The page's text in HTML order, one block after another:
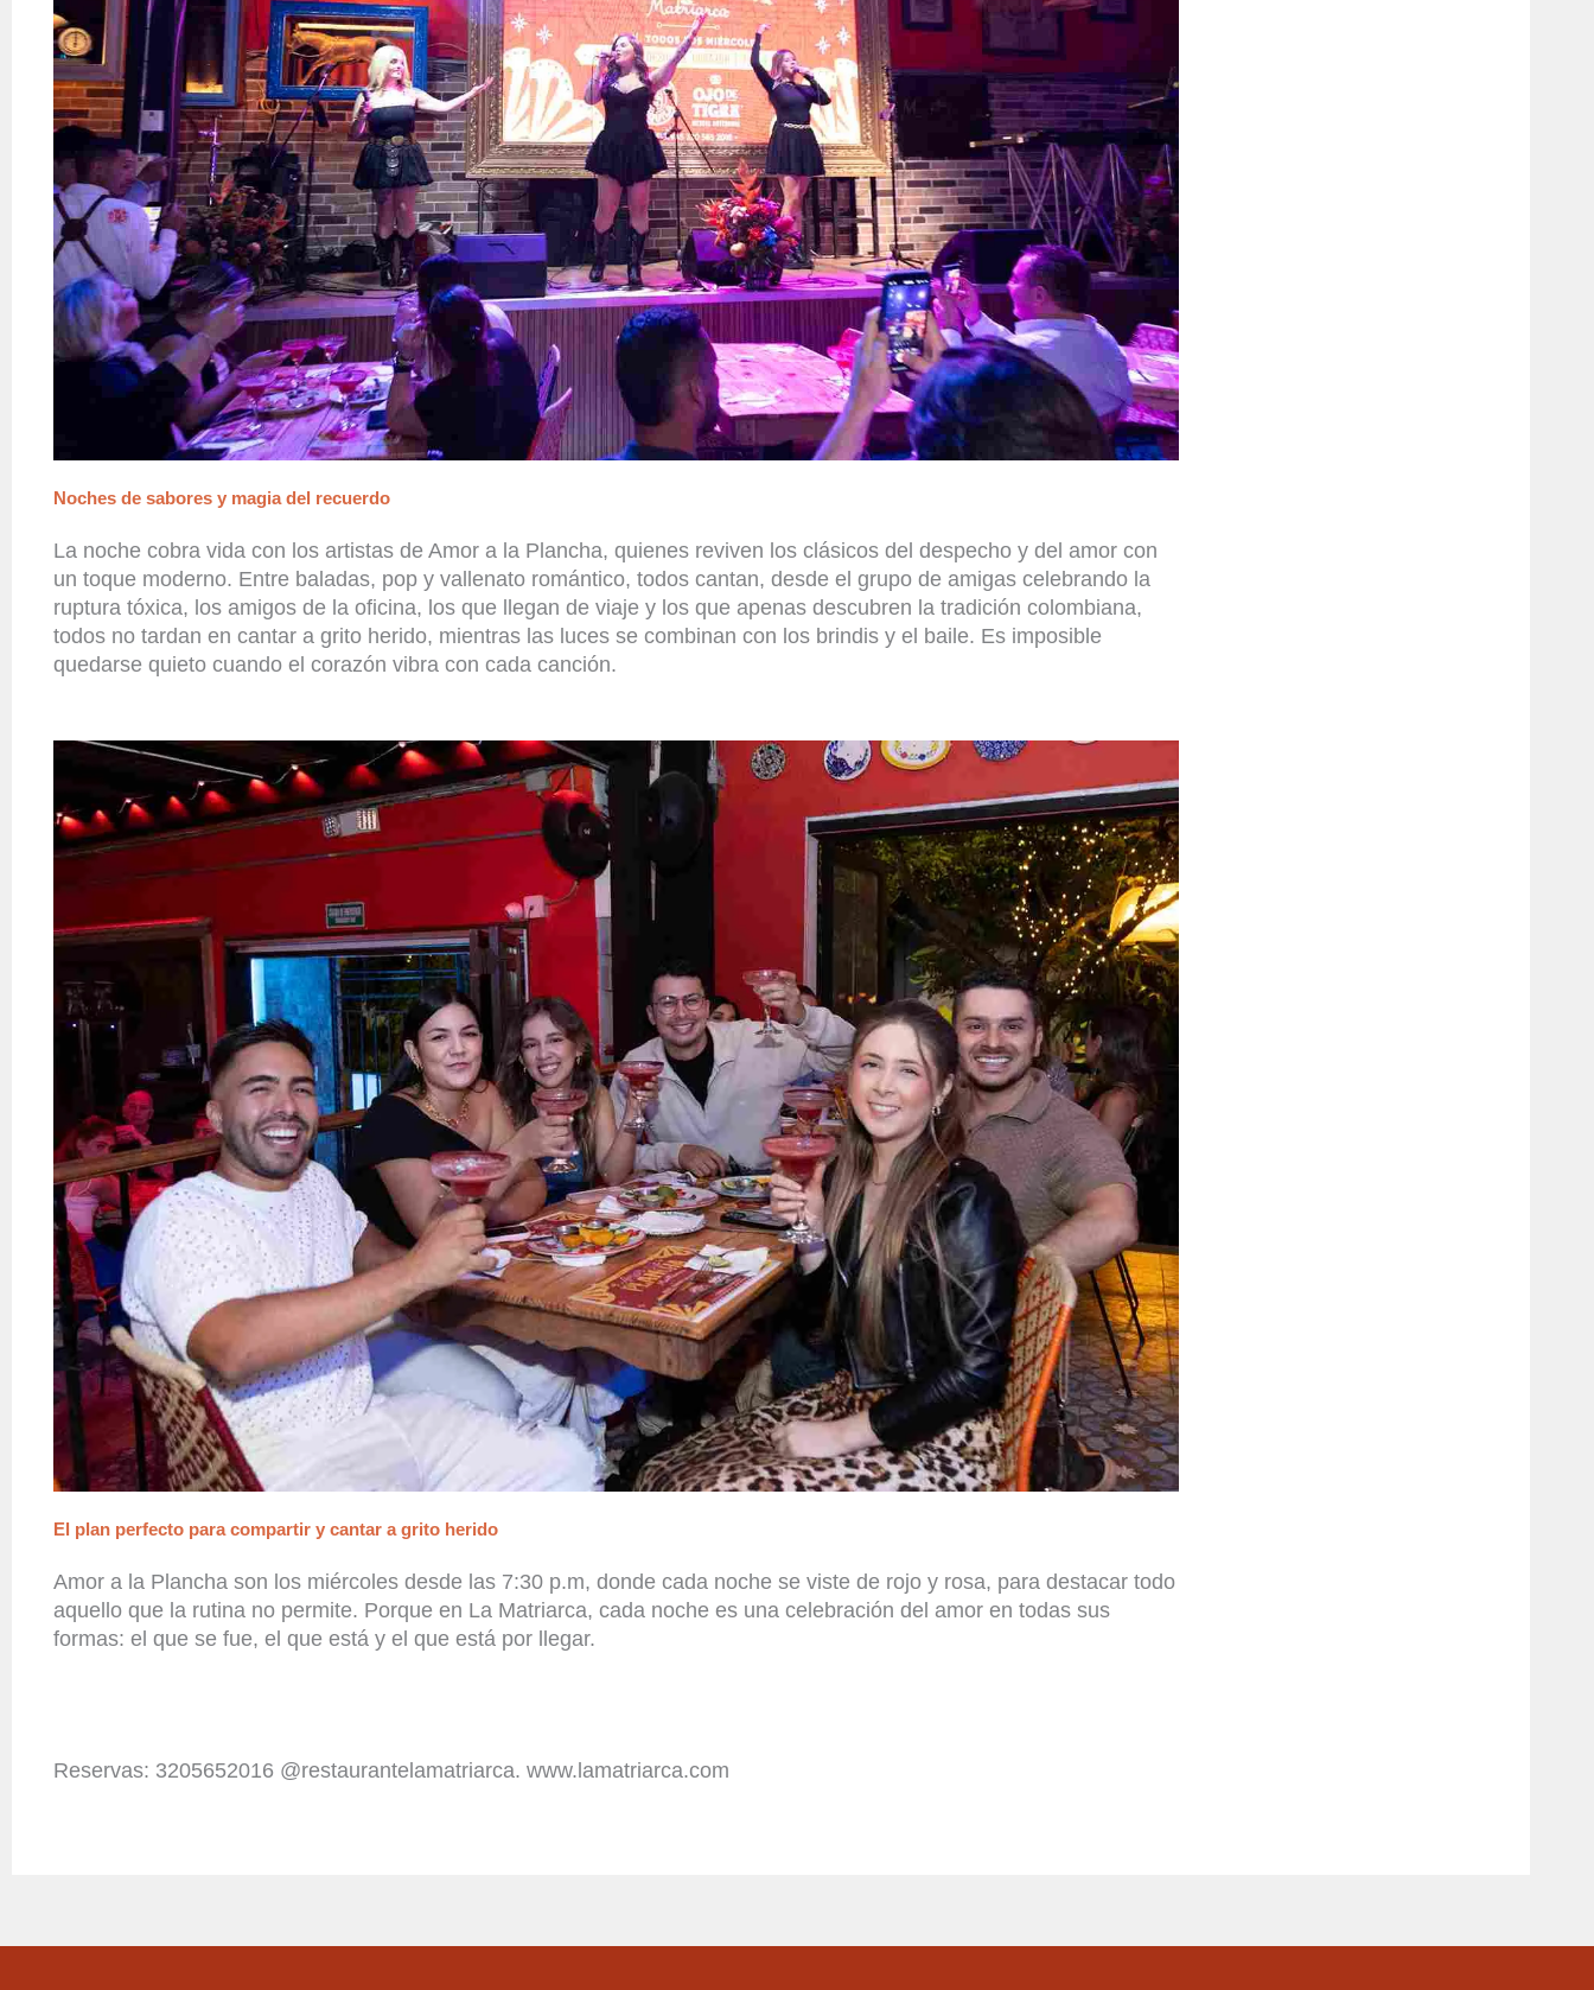
Noches de sabores y magia del recuerdo
La noche cobra vida con los artistas de Amor a la Plancha, quienes reviven los clásicos del despecho y del amor con
un toque moderno. Entre baladas, pop y vallenato romántico, todos cantan, desde el grupo de amigas celebrando la
ruptura tóxica, los amigos de la oficina, los que llegan de viaje y los que apenas descubren la tradición colombiana,
todos no tardan en cantar a grito herido, mientras las luces se combinan con los brindis y el baile. Es imposible
quedarse quieto cuando el corazón vibra con cada canción.
El plan perfecto para compartir y cantar a grito herido
Amor a la Plancha son los miércoles desde las 7:30 p.m, donde cada noche se viste de rojo y rosa, para destacar todo
aquello que la rutina no permite. Porque en La Matriarca, cada noche es una celebración del amor en todas sus
formas: el que se fue, el que está y el que está por llegar.
Reservas: 3205652016 @restaurantelamatriarca. www.lamatriarca.com